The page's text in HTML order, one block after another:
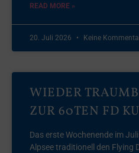
READ MORE »
20. Juli 2026 Keine
WIEDER
ZUR 60TEN FD
Das erste Wochenende im
Alpsee traditionell den Flying